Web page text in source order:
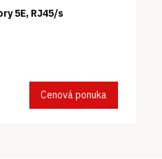
5E, RJ45/s
Cenová ponuka